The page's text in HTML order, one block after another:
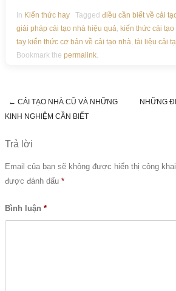
In Kiến thức hay Tagged điều cần biết về cải
giải pháp cải tạo nhà hiệu quả, kiến thức cải tạo
tay kiến thức cơ bản về cải tạo nhà, tài liệu cải
Bookmark the permalink.
Post navigation
← CẢI TẠO NHÀ CŨ VÀ NHỮNG
KINH NGHIỆM CẦN BIẾT
NHỮNG
Trả lời
Email của bạn sẽ không được hiển thị công khai.
được đánh dấu *
Bình luận *